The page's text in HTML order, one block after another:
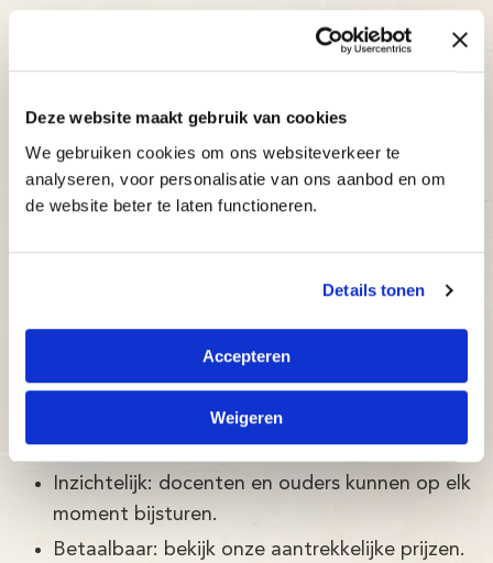
Deze website maakt gebruik van cookies
We gebruiken cookies om ons websiteverkeer te
analyseren, voor personalisatie van ons aanbod en om
de website beter te laten functioneren.
Details tonen
Accepteren
Weigeren
Persoonlijke aandacht en begeleiding door
ervaren docenten.
omgeving: De Typetuin
De Typetuin is een typecursus ontwikkeld door
Brightskills en een team van psychologen.
De Typetuin typecursus in Piershil is:
wetenschappelijke ontwikkelingen, met een
slagingspercentage van maar liefst 97%!
Adaptief: de typecursus past zich direct aan
het niveau van de cursist aan.
Inzichtelijk: docenten en ouders kunnen op elk
moment bijsturen.
Betaalbaar: bekijk onze aantrekkelijke prijzen.